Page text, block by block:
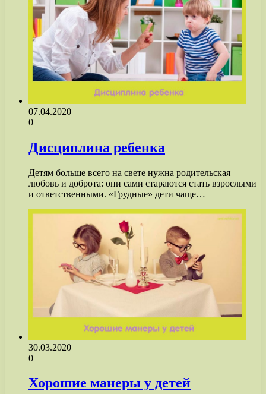
07.04.2020
0
Дисциплина ребенка
Детям больше всего на свете нужна родительская
любовь и доброта: они сами стараются стать взрослыми
и ответственными. «Грудные» дети чаще…
30.03.2020
0
Хорошие манеры у детей